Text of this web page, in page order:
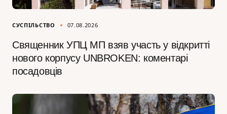
СУСПІЛЬСТВО 07.08.2026
Священник УПЦ МП взяв участь у відкритті
нового корпусу UNBROKEN: коментарі
посадовців